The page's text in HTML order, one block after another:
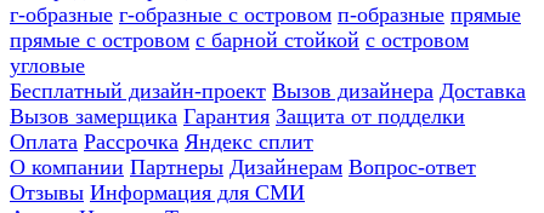
г-образные г-образные с островом п-образные прямые
прямые с островом с барной стойкой с островом
угловые
Бесплатный дизайн-проект Вызов дизайнера Доставка
Вызов замерщика Гарантия Защита от подделки
Оплата Рассрочка Яндекс сплит
О компании Партнеры Дизайнерам Вопрос-ответ
Отзывы Информация для СМИ